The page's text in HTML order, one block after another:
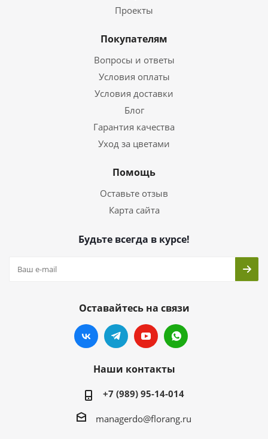
Проекты
Покупателям
Вопросы и ответы
Условия оплаты
Условия доставки
Блог
Гарантия качества
Уход за цветами
Помощь
Оставьте отзыв
Карта сайта
Будьте всегда в курсе!
Оставайтесь на связи
Наши контакты
+7 (989) 95-14-014
managerdo@florang.ru